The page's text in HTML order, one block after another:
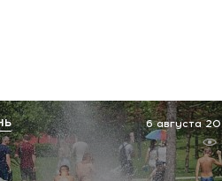
6 августа